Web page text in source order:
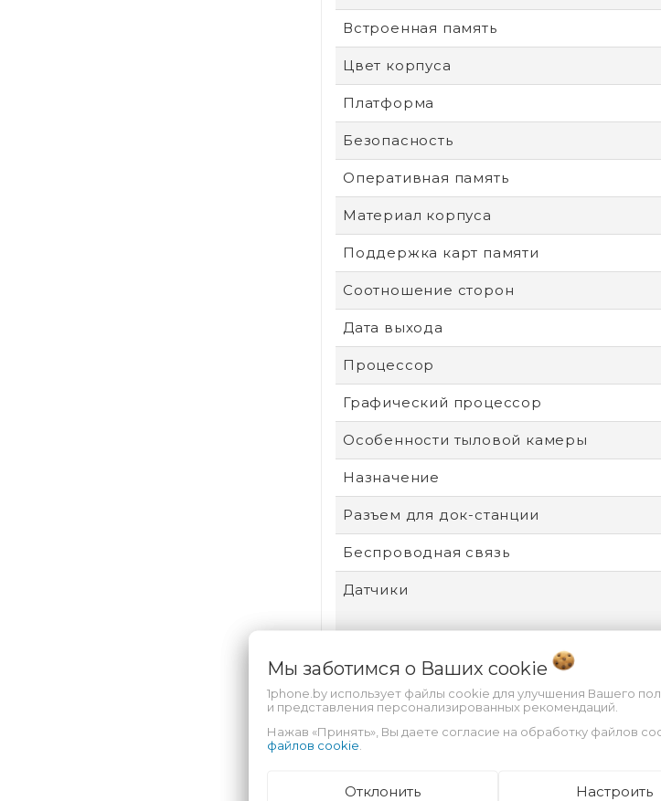
Встроенная память
Цвет корпуса
Платформа
Безопасность
Оперативная память
Материал корпуса
Поддержка карт памяти
Соотношение сторон
Дата выхода
Процессор
Графический процессор
Особенности тыловой камеры
Назначение
Разъем для док-станции
Беспроводная связь
Датчики
Разрешение экрана
Тип матрицы экрана
Операционная система
Интерфейсы
Мы заботимся о Ваших cookie
1phone.by использует файлы cookie для улучшения Вашего
и представления персонализированных рекомендаций.
Нажав «Принять», Вы даете согласие на обработку файлов
файлов cookie
Отклонить Настроить